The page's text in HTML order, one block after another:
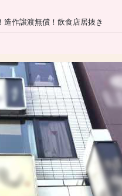
作譲渡無償！飲食店居抜き